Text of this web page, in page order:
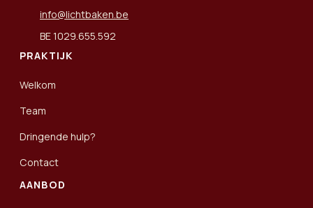
info@lichtbaken.be
BE 1029.655.592
PRAKTIJK
Welkom
Team
Dringende hulp?
Contact
AANBOD